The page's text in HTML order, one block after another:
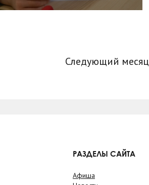
Следующий месяц
РАЗДЕЛЫ САЙТА
Афиша